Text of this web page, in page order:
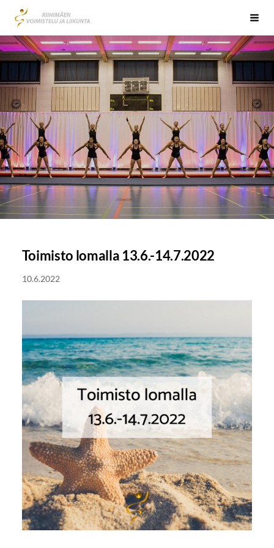
Siirry
sivun
sisältöön
Riihimäen Voimistelu ja Liikunta RiVoLi ry
Toimisto lomalla 13.6.-14.7.2022
10.6.2022